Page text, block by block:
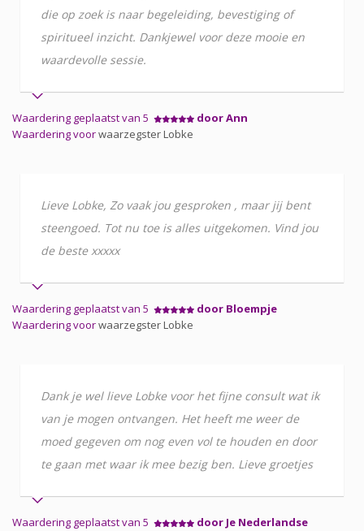
die op zoek is naar begeleiding, bevestiging of
spiritueel inzicht. Dankjewel voor deze mooie en
waardevolle sessie.
Waardering geplaatst van 5
door Ann
Waardering voorwaarzegster Lobke
Lieve Lobke, Zo vaak jou gesproken , maar jij bent
steengoed. Tot nu toe is alles uitgekomen. Vind jou
de beste xxxxx
Waardering geplaatst van 5
door Bloempje
Waardering voorwaarzegster Lobke
Dank je wel lieve Lobke voor het fijne consult wat ik
van je mogen ontvangen. Het heeft me weer de
moed gegeven om nog even vol te houden en door
te gaan met waar ik mee bezig ben. Lieve groetjes
Waardering geplaatst van 5
door Je Nederlandse